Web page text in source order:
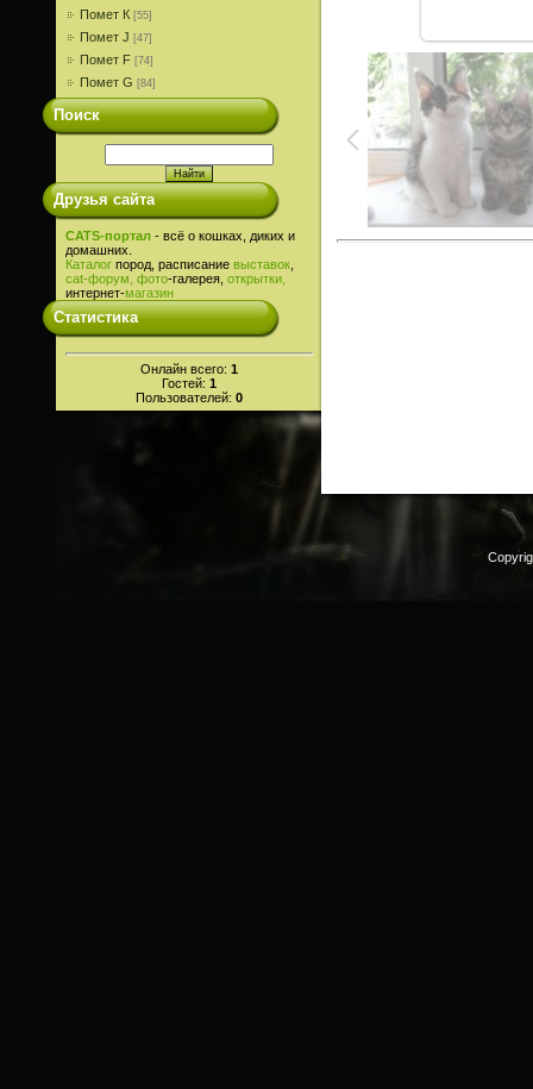
Помет К [55]
Помет J [47]
Помет F [74]
Помет G [84]
Поиск
Друзья сайта
CATS-портал - всё о кошках, диких и
домашних.
Каталог пород, расписание выставок
cat-форум, фото-галерея, открытки,
интернет-магазин
Статистика
Онлайн всего: 1
Гостей: 1
Пользователей: 0